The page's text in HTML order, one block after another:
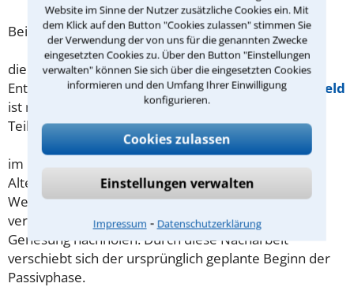
Website im Sinne der Nutzer zusätzliche Cookies ein. Mit
dem Klick auf den Button "Cookies zulassen" stimmen Sie
der Verwendung der von uns für die genannten Zwecke
eingesetzten Cookies zu. Über den Button "Einstellungen
verwalten" können Sie sich über die eingesetzten Cookies
informieren und den Umfang Ihrer Einwilligung
konfigurieren.
Cookies zulassen
Einstellungen verwalten
Impressum ⁃ Datenschutzerklärung
Bei Altersteilzeit bestehen aberBesonderheiten:
die Bemessungsgrundlage für den
Entgeltfortzahlungsanspruch und für dasKrankengeld
ist nicht der frühere Vollzeitverdienst, sondern die
Teilzeitvergütung.
im Falle einer Langzeiterkrankung während der
Altersteilzeit wird für den Arbeitnehmer kein
Wertguthaben aufgebaut. Die durch diesen Störfall
verlorene Zeit muss der Arbeitnehmer nach seiner
Genesung nachholen. Durch diese Nacharbeit
verschiebt sich der ursprünglich geplante Beginn der
Passivphase.